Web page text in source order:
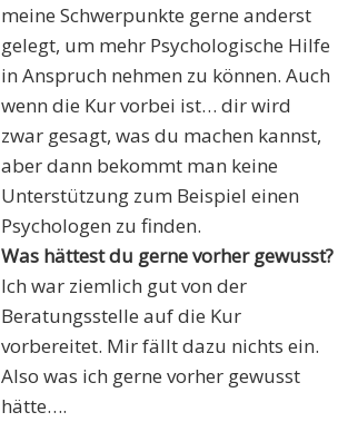
meine Schwerpunkte gerne anderst
gelegt, um mehr Psychologische Hilfe
in Anspruch nehmen zu können. Auch
wenn die Kur vorbei ist… dir wird
zwar gesagt, was du machen kannst,
aber dann bekommt man keine
Unterstützung zum Beispiel einen
Psychologen zu finden.
Was hättest du gerne vorher gewusst?
Ich war ziemlich gut von der
Beratungsstelle auf die Kur
vorbereitet. Mir fällt dazu nichts ein.
Also was ich gerne vorher gewusst
hätte….